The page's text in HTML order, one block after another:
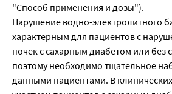
"Способ применения и дозы").
Нарушение водно-электролитного
характерным для пациентов с
почек с сахарным диабетом или без
поэтому необходимо тщательное
данными пациентами. В